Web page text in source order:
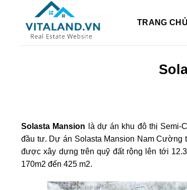
TRANG CHỦ
Solasta Mansion là dự án khu đô thị Semi-
đầu tư. Dự án Solasta Mansion Nam
được xây dựng trên quỹ đất rộng lên tới
170m2 đến 425 m2.